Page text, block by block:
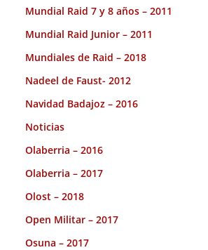
Mundial Raid 7 y 8 años – 2011
Mundial Raid Junior – 2011
Mundiales de Raid – 2018
Nadeel de Faust- 2012
Navidad Badajoz – 2016
Noticias
Olaberria – 2016
Olaberria – 2017
Olost – 2018
Open Militar – 2017
Osuna – 2017